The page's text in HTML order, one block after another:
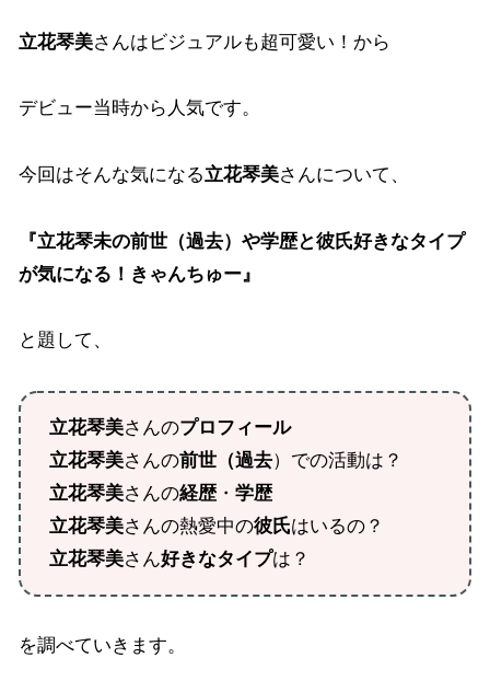
立花琴美さんはビジュアルも超可愛い！から
デビュー当時から人気です。
今回はそんな気になる立花琴美さんについて、
『立花琴未の前世（過去）や学歴と彼氏好きなタイプ
が気になる！きゃんちゅー』
と題して、
立花琴美さんのプロフィール
立花琴美さんの前世（過去）での活動は？
立花琴美さんの経歴・ 学歴
立花琴美さんの熱愛中の彼氏はいるの？
立花琴美さん好きなタイプは？
を調べていきます。